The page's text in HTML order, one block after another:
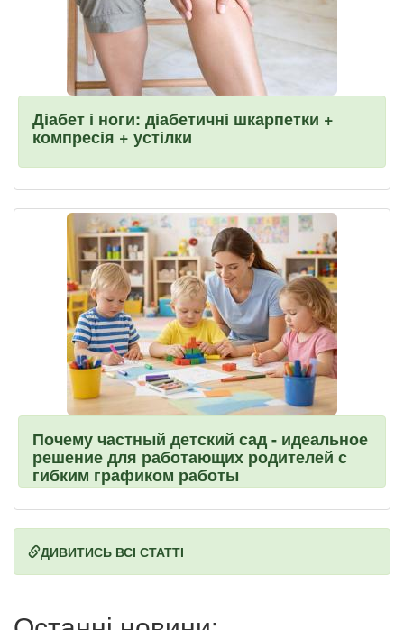
Діабет і ноги: діабетичні шкарпетки +
компресія + устілки
Почему частный детский сад - идеальное
решение для работающих родителей с
гибким графиком работы
ДИВИТИСЬ ВСІ СТАТТІ